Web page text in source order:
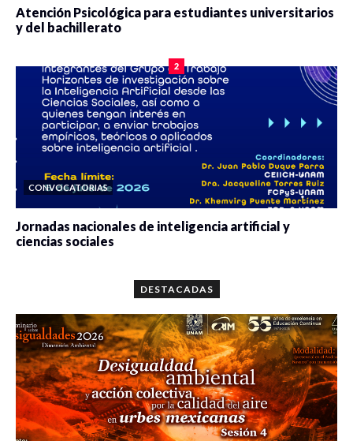
Atención Psicológica para estudiantes universitarios
y del bachillerato
2
CONVOCATORIAS
Jornadas nacionales de inteligencia artificial y
ciencias sociales
DESTACADAS